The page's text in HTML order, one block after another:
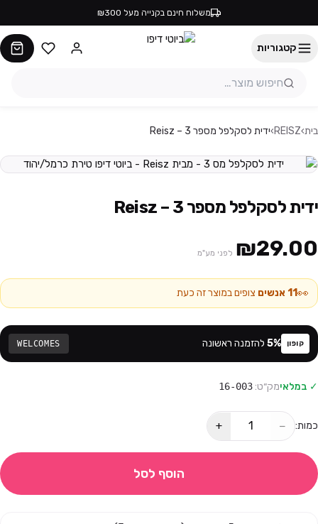
משלוח חינם בקנייה מעל ₪300
קטגוריות
בית›
REISZ
›ידית לסקלפל מספר 3 – Reisz
ידית לסקלפל מספר 3 – Reisz
₪29.00 לפני מע"מ
👀
11אנשים צופים במוצר זה כעת
קופון 5% להזמנה ראשונה WELCOMES
✓ במלאימק״ט:16-003
כמות: −
+
הוסף לסל